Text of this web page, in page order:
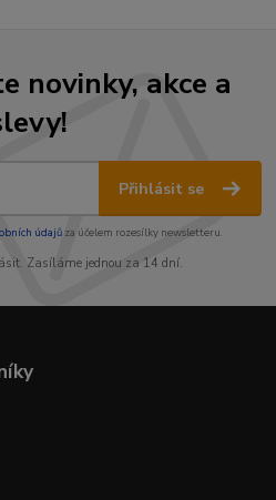
novinky, akce a
Přihlásit se
údajůza účelem rozesílky newsletteru.
Zasíláme jednou za 14 dní.